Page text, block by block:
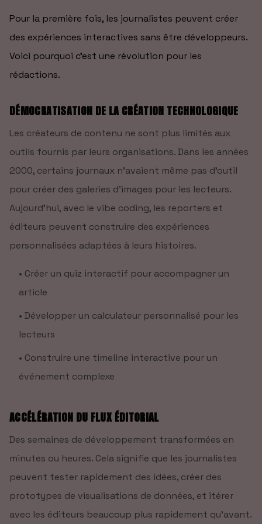
Pour la première fois, les journalistes peuvent créer
des expériences interactives sans être développeurs.
Voici pourquoi c'est une révolution pour les
rédactions.
DÉMOCRATISATION DE LA CRÉATION TECHNOLOGIQUE
Les créateurs de contenu ne sont plus limités aux
outils fournis par leurs organisations. Dans les années
2000, certains journaux n'avaient même pas d'outil
pour créer des galeries d'images pour les lecteurs.
Aujourd'hui, avec le vibe coding, les reporters et
éditeurs peuvent construire des expériences
personnalisées adaptées à leurs histoires.
• Créer un quiz interactif pour accompagner un
article
• Développer un calculateur personnalisé pour les
lecteurs
• Construire une timeline interactive pour un
événement complexe
ACCÉLÉRATION DU FLUX ÉDITORIAL
Des semaines de développement transformées en
minutes ou heures. Cela signifie que les journalistes
peuvent tester rapidement des idées, créer des
prototypes de visualisations de données, et itérer
avec les éditeurs beaucoup plus rapidement qu'avant.